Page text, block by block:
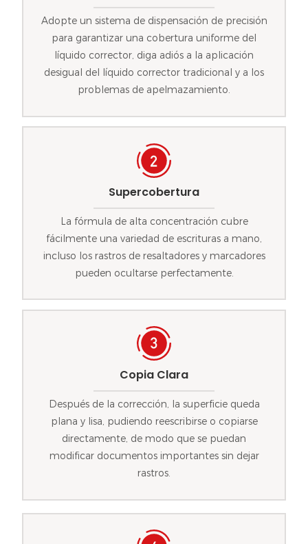
Adopte un sistema de dispensación de precisión
para garantizar una cobertura uniforme del
líquido corrector, diga adiós a la aplicación
desigual del líquido corrector tradicional y a los
problemas de apelmazamiento.
Supercobertura
La fórmula de alta concentración cubre
fácilmente una variedad de escrituras a mano,
incluso los rastros de resaltadores y marcadores
pueden ocultarse perfectamente.
Copia Clara
Después de la corrección, la superficie queda
plana y lisa, pudiendo reescribirse o copiarse
directamente, de modo que se puedan
modificar documentos importantes sin dejar
rastros.